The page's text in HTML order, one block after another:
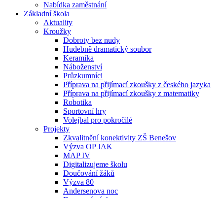
Nabídka zaměstnání
Základní škola
Aktuality
Kroužky
Dobroty bez nudy
Hudebně dramatický soubor
Keramika
Náboženství
Průzkumníci
Příprava na přijímací zkoušky z českého jazyka
Příprava na přijímací zkoušky z matematiky
Robotika
Sportovní hry
Volejbal pro pokročilé
Projekty
Zkvalitnění konektivity ZŠ Benešov
Výzva OP JAK
MAP IV
Digitalizujeme školu
Doučování žáků
Výzva 80
Andersenova noc